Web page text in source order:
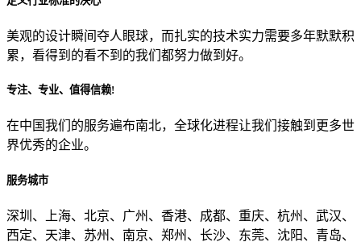
目前主要的营销渠道是？
美观的设计瞬间夺人眼球，而扎实的技术实力需要多年默默积
累，看得到的看不到的我们都努力做到好。
专注、专业、值得信赖!
在中国我们的服务遍布南北，全球化进程让我们接触到更多世
界优秀的企业。
服务城市
深圳、上海、北京、广州、香港、成都、重庆、杭州、武汉、
西定、天津、苏州、南京、郑州、长沙、东莞、沈阳、青岛、